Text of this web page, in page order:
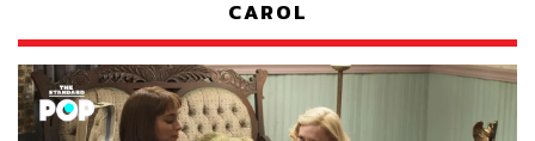
CAROL